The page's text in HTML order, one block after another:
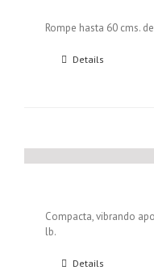
Rompe hasta 60 cms.
Details
Compacta, vibrando
lb.
Details